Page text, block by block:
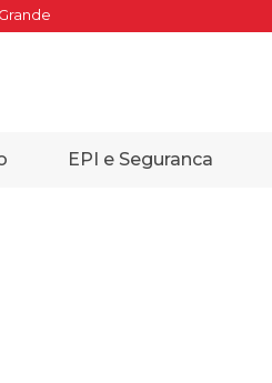
EPI e Seguranca